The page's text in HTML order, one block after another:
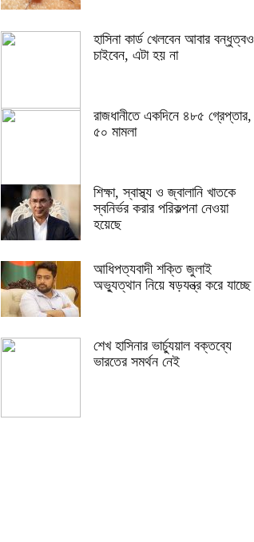
হাসিনা কার্ড খেলবেন আবার বন্ধুত্বও
চাইবেন, এটা হয় না
রাজধানীতে একদিনে ৪৮৫ গ্রেপ্তার,
৫০ মামলা
শিক্ষা, স্বাস্থ্য ও জ্বালানি খাতকে
স্বনির্ভর করার পরিকল্পনা নেওয়া
হয়েছে
আধিপত্যবাদী শক্তি জুলাই
অভ্যুত্থান নিয়ে ষড়যন্ত্র করে যাচ্ছে
শেখ হাসিনার ভার্চ্যুয়াল বক্তব্যে
ভারতের সমর্থন নেই